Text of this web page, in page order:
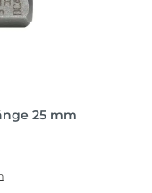
25 mm